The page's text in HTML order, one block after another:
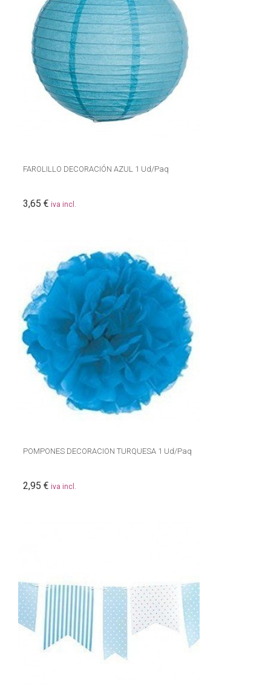
FAROLILLO DECORACIÓN AZUL 1 Ud/Paq
3,65 € iva incl.
POMPONES DECORACION TURQUESA 1 Ud/Paq
2,95 € iva incl.